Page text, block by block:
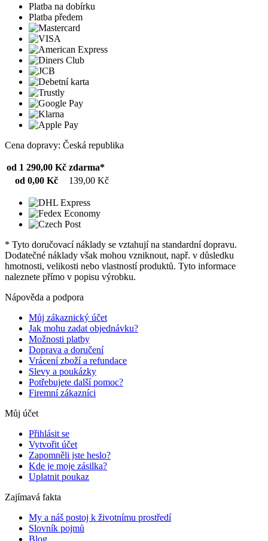
Platba na dobírku
Platba předem
Cena dopravy: Česká republika
od 1 290,00 Kč zdarma*
od 0,00 Kč
139,00 Kč
* Tyto doručovací náklady se vztahují na standardní dopravu.
Dodatečné náklady však mohou vzniknout, např. v důsledku
hmotnosti, velikosti nebo vlastností produktů. Tyto informace
naleznete přímo v popisu výrobku.
Nápověda a podpora
Můj zákaznický účet
Jak mohu zadat objednávku?
Možnosti platby
Doprava a doručení
Vrácení zboží a refundace
Slevy a poukázky
Potřebujete další pomoc?
Firemní zákazníci
Můj účet
Přihlásit se
Vytvořit účet
Zapomněli jste heslo?
Kde je moje zásilka?
Uplatnit poukaz
Zajímavá fakta
My a náš postoj k životnímu prostředí
Slovník pojmů
Blog